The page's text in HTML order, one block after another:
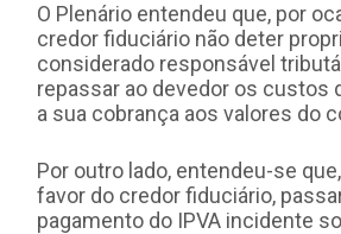
O Plenário entendeu que, por
credor fiduciário não deter
considerado responsável
repassar ao devedor os
a sua cobrança aos valores do
Por outro lado, entendeu-se
favor do credor fiduciário,
pagamento do IPVA incidente